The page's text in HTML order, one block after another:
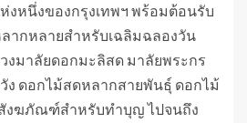
หนึ่งของกรุงเทพฯ พร้อมต้อนรับ
ากหลายสำหรับเฉลิมฉลองวัน
งมาลัยดอกมะลิสด มาลัยพระกร
ดอกไม้สดหลากสายพันธุ์ ดอกไม้
งฆภัณฑ์สำหรับทำบุญ ไปจนถึง